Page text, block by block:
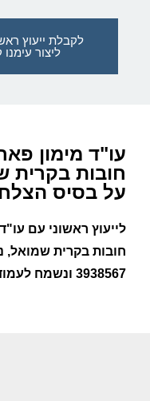
לקבלת ייעוץ
ליצור עימנו קשר ב
עו"ד מימון
חובות בקרית
על בסיס
לייעוץ ראשוני עם
חובות בקרית שמואל,
3938567 ונשמח